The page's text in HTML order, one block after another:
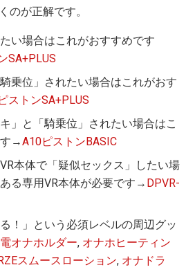
のが正解です。
たい場合はこれがおすすめです
SA+PLUS
騎乗位」されたい場合はこれがおす
ストンSA+PLUS
」と「騎乗位」されたい場合はこ
す→A10ピストンBASIC
本体で「疑似セックス」したい場
る専用VR本体が必要です→ DPVR-
る！」という必須レベルの周辺グッ
電オナホルダー, オナホヒーティン
スムースローション, オナドラ